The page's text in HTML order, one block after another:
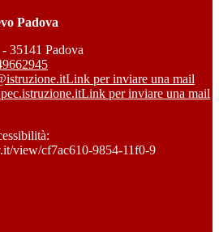
Padova
35141 Padova
Link per inviare una mail
Link per inviare una mail
view/cf7ac610-9854-11f0-9